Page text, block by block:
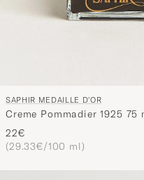
SAPHIR MEDAILLE D'OR
Creme Pommadier 1925 75
22€
(29.33€/100 ml)